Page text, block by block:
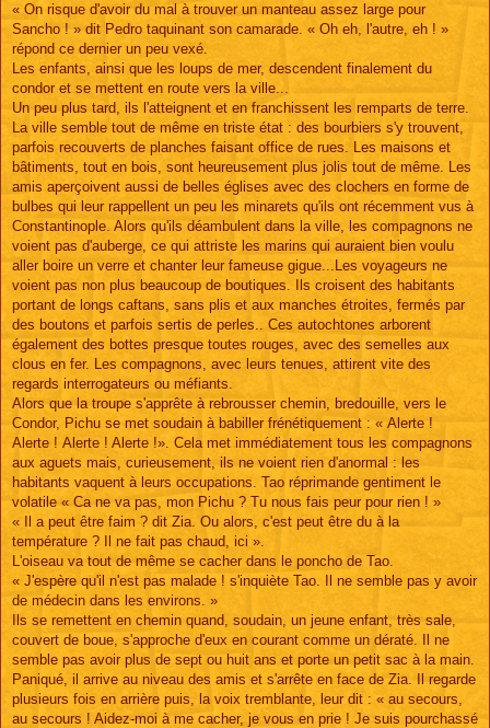
« On risque d'avoir du mal à trouver un manteau assez large pour
Sancho ! » dit Pedro taquinant son camarade. « Oh eh, l'autre, eh ! »
répond ce dernier un peu vexé.
Les enfants, ainsi que les loups de mer, descendent finalement du
condor et se mettent en route vers la ville...
Un peu plus tard, ils l'atteignent et en franchissent les remparts de terre.
La ville semble tout de même en triste état : des bourbiers s'y trouvent,
parfois recouverts de planches faisant office de rues. Les maisons et
bâtiments, tout en bois, sont heureusement plus jolis tout de même. Les
amis aperçoivent aussi de belles églises avec des clochers en forme de
bulbes qui leur rappellent un peu les minarets qu'ils ont récemment vus à
Constantinople. Alors qu'ils déambulent dans la ville, les compagnons ne
voient pas d'auberge, ce qui attriste les marins qui auraient bien voulu
aller boire un verre et chanter leur fameuse gigue...Les voyageurs ne
voient pas non plus beaucoup de boutiques. Ils croisent des habitants
portant de longs caftans, sans plis et aux manches étroites, fermés par
des boutons et parfois sertis de perles.. Ces autochtones arborent
également des bottes presque toutes rouges, avec des semelles aux
clous en fer. Les compagnons, avec leurs tenues, attirent vite des
regards interrogateurs ou méfiants.
Alors que la troupe s'apprête à rebrousser chemin, bredouille, vers le
Condor, Pichu se met soudain à babiller frénétiquement : « Alerte !
Alerte ! Alerte ! Alerte !». Cela met immédiatement tous les compagnons
aux aguets mais, curieusement, ils ne voient rien d'anormal : les
habitants vaquent à leurs occupations. Tao réprimande gentiment le
volatile « Ca ne va pas, mon Pichu ? Tu nous fais peur pour rien ! »
« Il a peut être faim ? dit Zia. Ou alors, c'est peut être du à la
température ? Il ne fait pas chaud, ici ».
L'oiseau va tout de même se cacher dans le poncho de Tao.
« J'espère qu'il n'est pas malade ! s'inquiète Tao. Il ne semble pas y avoir
de médecin dans les environs. »
Ils se remettent en chemin quand, soudain, un jeune enfant, très sale,
couvert de boue, s'approche d'eux en courant comme un dératé. Il ne
semble pas avoir plus de sept ou huit ans et porte un petit sac à la main.
Paniqué, il arrive au niveau des amis et s'arrête en face de Zia. Il regarde
plusieurs fois en arrière puis, la voix tremblante, leur dit : « au secours,
au secours ! Aidez-moi à me cacher, je vous en prie ! Je suis pourchassé